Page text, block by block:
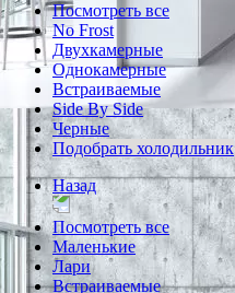
Посмотреть все
No Frost
Двухкамерные
Однокамерные
Встраиваемые
Side By Side
Черные
Подобрать холодильник
Назад
Посмотреть все
Маленькие
Лари
Встраиваемые